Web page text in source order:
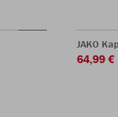
JAKO
64,99 €